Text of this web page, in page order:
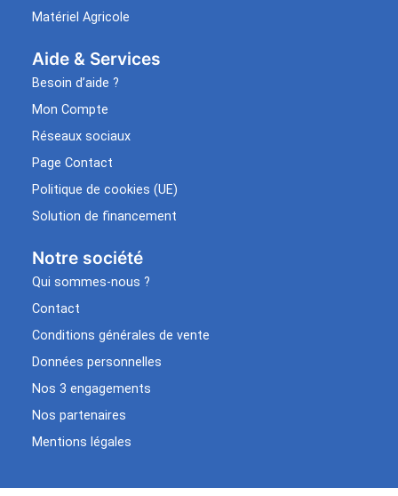
Matériel Agricole
Aide & Services​
Besoin d’aide ?
Mon Compte
Réseaux sociaux
Page Contact
Politique de cookies (UE)
Solution de financement
Notre société
Qui sommes-nous ?
Contact
Conditions générales de vente
Données personnelles
Nos 3 engagements
Nos partenaires
Mentions légales